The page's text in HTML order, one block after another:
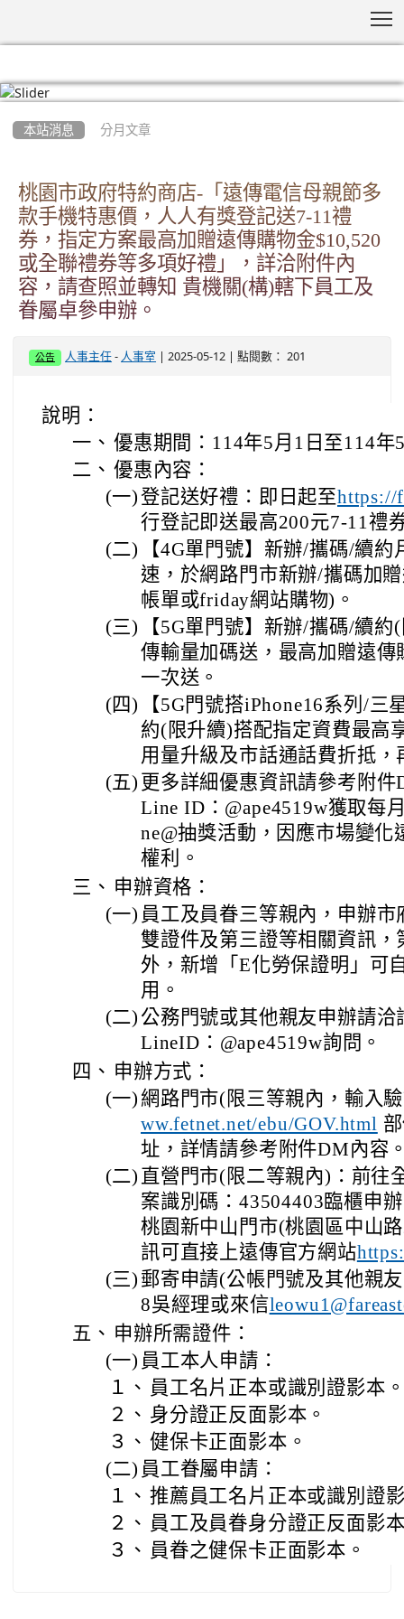
本站消息 分月文章
桃園市政府特約商店-「遠傳電信母親節多
款手機特惠價，人人有獎登記送7-11禮
券，指定方案最高加贈遠傳購物金$10,520
或全聯禮券等多項好禮」，詳洽附件內
容，請查照並轉知 貴機關(構)轄下員工及
眷屬卓參申辦。
公告 人事主任 - 人事室 | 2025-05-12 | 點閱數： 201
說明：
一、 優惠期間：114年5月1日至114年
二、 優惠內容：
(一)登記送好禮：即日起至https://
行登記即送最高200元7-11禮
(二)
【4G單門號】新辦/攜碼/續
速，於網路門市新辦/攜碼加
帳單或friday網站購物)。
(三)
【5G單門號】新辦/攜碼/續
傳輸量加碼送，最高加贈遠
一次送。
(四)
【5G門號搭iPhone16系列/
約(限升續)搭配指定資費最高
用量升級及市話通話費折抵
(五) 更多詳細優惠資訊請參考附
Line ID：@ape4519w獲取每
ne@抽獎活動，因應市場變
權利。
三、 申辦資格：
(一) 員工及員眷三等親內，申辦
雙證件及第三證等相關資訊
外，新增「E化勞保證明」可
用。
(二) 公務門號或其他親友申辦請
LineID：@ape4519w詢問。
四、 申辦方式：
(一) 網路門市(限三等親內，輸入
ww.fetnet.net/ebu/GOV.html
址，詳情請參考附件DM內容
(二) 直營門市(限二等親內)：前往
案識別碼：43504403臨櫃申
桃園新中山門市(桃園區中山
訊可直接上遠傳官方網站
(三) 郵寄申請(公帳門號及其他親
8吳經理或來信
五、 申辦所需證件：
(一) 員工本人申請：
１、 員工名片正本或識別證影本
２、 身分證正反面影本。
３、 健保卡正面影本。
(二) 員工眷屬申請：
１、 推薦員工名片正本或識別證
２、 員工及員眷身分證正反面影
３、 員眷之健保卡正面影本。